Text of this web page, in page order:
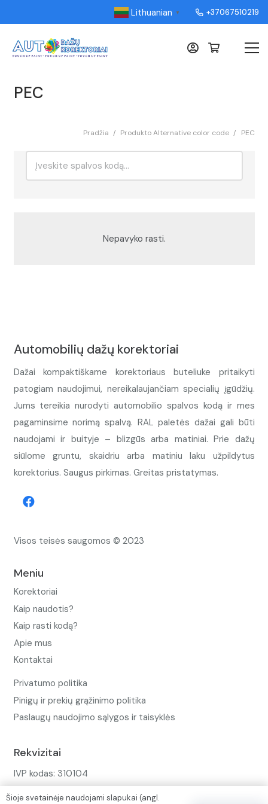
Lithuanian ▼ +37067510219
PEC
Pradžia / Produkto Alternative color code / PEC
Nepavyko rasti.
Automobilių dažų korektoriai
Dažai kompaktiškame korektoriaus buteliuke pritaikyti
patogiam naudojimui, nereikalaujančiam specialių įgūdžių.
Jums tereikia nurodyti automobilio spalvos kodą ir mes
pagaminsime norimą spalvą. RAL paletės dažai gali būti
naudojami ir buityje – blizgūs arba matiniai. Prie dažų
siūlome gruntu, skaidriu arba matiniu laku užpildytus
korektorius. Saugus pirkimas. Greitas pristatymas.
Visos teisės saugomos © 2023
Meniu
Korektoriai
Kaip naudotis?
Kaip rasti kodą?
Apie mus
Kontaktai
Privatumo politika
Pinigų ir prekių grąžinimo politika
Paslaugų naudojimo sąlygos ir taisyklės
Rekvizitai
IVP kodas: 310104
Šioje svetainėje naudojami slapukai (angl.